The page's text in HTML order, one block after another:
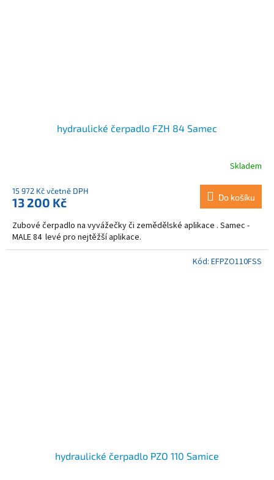
hydraulické čerpadlo FZH 84 Samec
Skladem
15 972 Kč včetně DPH
13 200 Kč Do košíku
Zubové čerpadlo na vyvážečky či zemědělské aplikace . Samec -
MALE 84 levé pro nejtěžší aplikace.
hydraulické čerpadlo PZO 110 Samice
Kód: EFPZO110FSS